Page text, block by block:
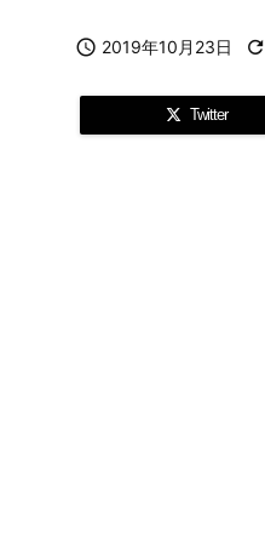
 2019年10月23日 
Twitter